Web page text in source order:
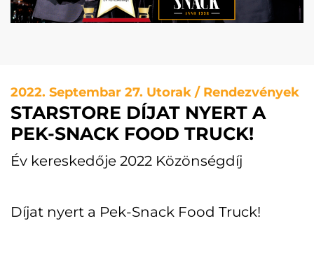
2022. Septembar 27. Utorak / Rendezvények
STARSTORE DÍJAT NYERT A
PEK-SNACK FOOD TRUCK!
Év kereskedője 2022 Közönségdíj
Díjat nyert a Pek-Snack Food Truck!